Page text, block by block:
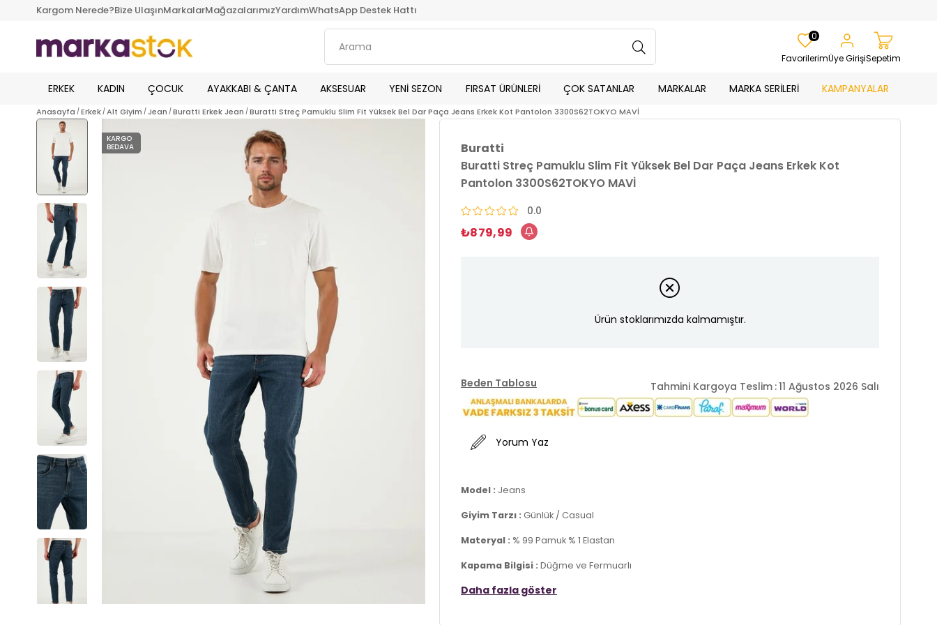
Kargom Nerede?Bize UlaşınMarkalarMağazalarımızYardımWhatsApp Destek Hattı
Favorilerim
0
Üye GirişiSepetim
ERKEK KADIN ÇOCUK AYAKKABI & ÇANTA AKSESUAR YENİ SEZON FIRSAT ÜRÜNLERİ ÇOK SATANLAR MARKALAR MARKA SERİLERİ KAMPANYALAR
Anasayfa Erkek Alt Giyim Jean Buratti Erkek Jean Buratti Streç Pamuklu Slim Fit Yüksek Bel Dar Paça Jeans Erkek Kot Pantolon 3300S62TOKYO MAVİ
KARGO
BEDAVA
Buratti
Buratti Streç Pamuklu Slim Fit Yüksek Bel Dar Paça Jeans Erkek Kot
Pantolon 3300S62TOKYO MAVİ
0.0
₺879,99
Ürün stoklarımızda kalmamıştır.
Beden Tablosu Tahmini Kargoya Teslim :11 Ağustos 2026 Salı
Yorum Yaz
Model : Jeans
Giyim Tarzı : Günlük / Casual
Materyal : % 99 Pamuk % 1 Elastan
Kapama Bilgisi : Düğme ve Fermuarlı
Cep Bilgisi :Cepli
Daha fazla göster